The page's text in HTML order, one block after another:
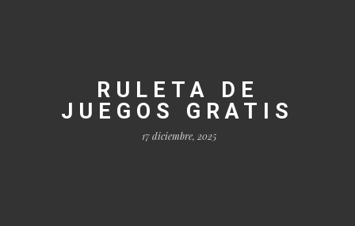
RULETA DE
JUEGOS GRATIS
17 diciembre, 2025